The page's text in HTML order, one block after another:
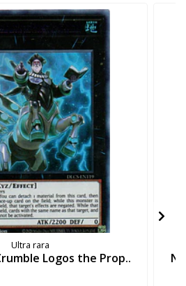
Ultra rara
Logos the Prop..